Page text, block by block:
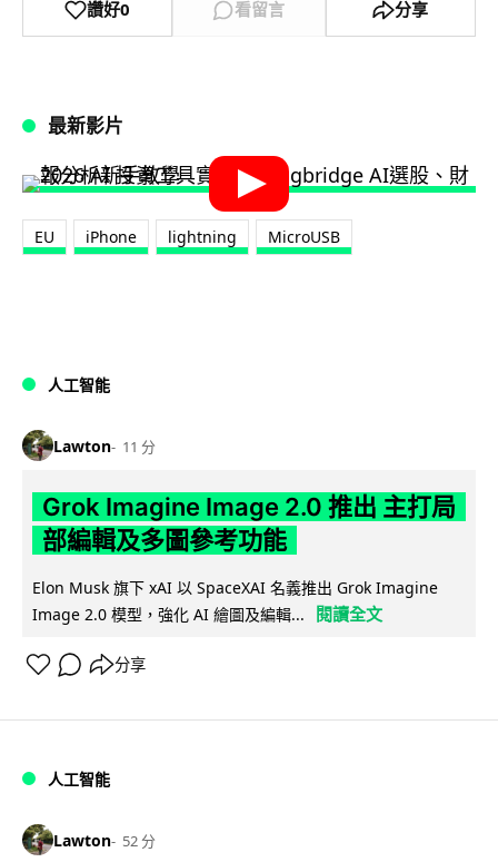
讚好0 看留言 分享
最新影片
EU iPhone lightning MicroUSB
人工智能
Lawton 11 分
Grok Imagine Image 2.0 推出 主打局
部編輯及多圖參考功能
Elon Musk 旗下 xAI 以 SpaceXAI 名義推出 Grok Imagine
Image 2.0 模型，強化 AI 繪圖及編輯...
閱讀全文
分享
人工智能
Lawton 52 分